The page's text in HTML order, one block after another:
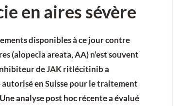
en aires sévère
disponibles à ce jour contre
(alopecia areata, AA) n’est souvent
de JAK ritlécitinib a
en Suisse pour le traitement
analyse post hoc récente a évalué